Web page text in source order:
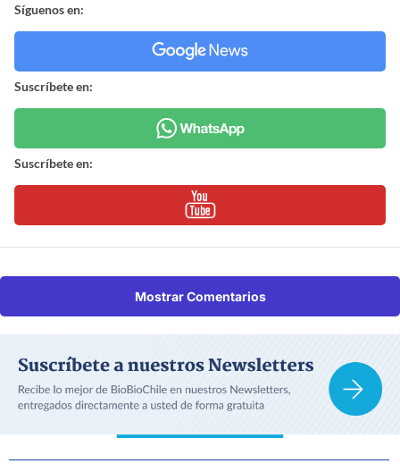
Síguenos en:
Suscríbete en:
Suscríbete en:
Mostrar Comentarios